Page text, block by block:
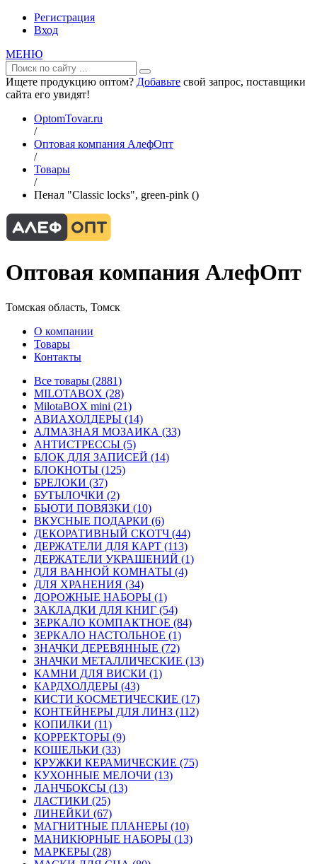
Регистрация
Вход
МЕНЮ
Ищете продукцию оптом? Добавьте свой запрос, поставщики
сайта его увидят!
OptomTovar.ru
/
Оптовая компания АлефОпт
/
Товары
/
Пенал "Classic locks", green-pink ()
Оптовая компания АлефОпт
Томская область, Томск
О компании
Товары
Контакты
Все товары (2881)
MILOTABOX (28)
MilotaBOX mini (21)
АВИАХОЛДЕРЫ (14)
АЛМАЗНАЯ МОЗАИКА (33)
АНТИСТРЕССЫ (5)
БЛОК ДЛЯ ЗАПИСЕЙ (14)
БЛОКНОТЫ (125)
БРЕЛОКИ (37)
БУТЫЛОЧКИ (2)
БЬЮТИ ПОВЯЗКИ (10)
ВКУСНЫЕ ПОДАРКИ (6)
ДЕКОРАТИВНЫЙ СКОТЧ (44)
ДЕРЖАТЕЛИ ДЛЯ КАРТ (113)
ДЕРЖАТЕЛИ УКРАШЕНИЙ (1)
ДЛЯ ВАННОЙ КОМНАТЫ (4)
ДЛЯ ХРАНЕНИЯ (34)
ДОРОЖНЫЕ НАБОРЫ (1)
ЗАКЛАДКИ ДЛЯ КНИГ (54)
ЗЕРКАЛО КОМПАКТНОЕ (84)
ЗЕРКАЛО НАСТОЛЬНОЕ (1)
ЗНАЧКИ ДЕРЕВЯННЫЕ (72)
ЗНАЧКИ МЕТАЛЛИЧЕСКИЕ (13)
КАМНИ ДЛЯ ВИСКИ (1)
КАРДХОЛДЕРЫ (43)
КИСТИ КОСМЕТИЧЕСКИЕ (17)
КОНТЕЙНЕРЫ ДЛЯ ЛИНЗ (112)
КОПИЛКИ (11)
КОРРЕКТОРЫ (9)
КОШЕЛЬКИ (33)
КРУЖКИ КЕРАМИЧЕСКИЕ (75)
КУХОННЫЕ МЕЛОЧИ (13)
ЛАНЧБОКСЫ (13)
ЛАСТИКИ (25)
ЛИНЕЙКИ (67)
МАГНИТНЫЕ ПЛАНЕРЫ (10)
МАНИКЮРНЫЕ НАБОРЫ (13)
МАРКЕРЫ (28)